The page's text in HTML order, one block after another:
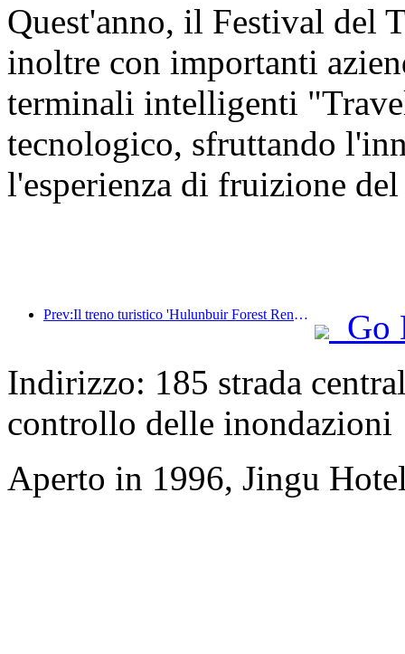
Quest'anno, il Festival del
inoltre con importanti
terminali intelligenti
tecnologico, sfruttando
l'esperienza di fruizione
Prev:Il treno turistico 'Hulunbuir Forest Rendezvous - Daxinganling Express - Starlight Train - Tianyi Journey' effettua il suo viaggio inaugurale.
Go
Indirizzo: 185 strada
controllo delle inondazioni
Aperto in 1996, Jingu